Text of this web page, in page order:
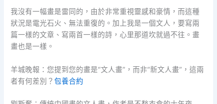
我沒有一幅畫是雷同的，由於非常重視靈感和豪情，而這種
狀況是電光石火、無法重復的。加上我是一個文人，要寫兩
篇一樣的文章、寫兩首一樣的詩，心里那道坎就過不往。畫
畫也是一樣。
羊城晚報：您提到您的畫是“文人畫”，而非“新文人畫”，這兩
者有何差別？包養合約